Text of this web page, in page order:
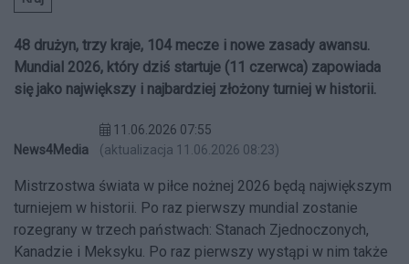
48 drużyn, trzy kraje, 104 mecze i nowe zasady awansu.
Mundial 2026, który dziś startuje (11 czerwca) zapowiada
się jako największy i najbardziej złożony turniej w historii.
News4Media
11.06.2026 07:55
(aktualizacja 11.06.2026 08:23)
Mistrzostwa świata w piłce nożnej 2026 będą największym
turniejem w historii. Po raz pierwszy mundial zostanie
rozegrany w trzech państwach: Stanach Zjednoczonych,
Kanadzie i Meksyku. Po raz pierwszy wystąpi w nim także